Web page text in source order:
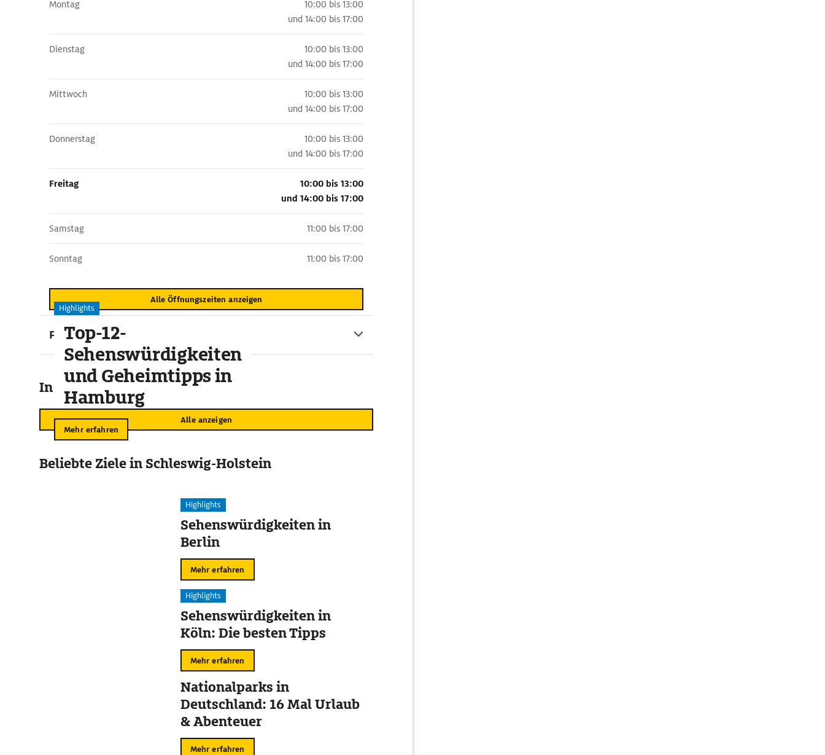
Montag
10:00 bis 13:00
und 14:00 bis 17:00
Dienstag
10:00 bis 13:00
und 14:00 bis 17:00
Mittwoch
10:00 bis 13:00
und 14:00 bis 17:00
Donnerstag
10:00 bis 13:00
und 14:00 bis 17:00
Freitag
10:00 bis 13:00
und 14:00 bis 17:00
Samstag 11:00 bis 17:00
Sonntag 11:00 bis 17:00
Alle Öffnungszeiten anzeigen
Preise
In der Umgebung
Alle anzeigen
Highlights
Top-12-
Sehenswürdigkeiten
und Geheimtipps in
Hamburg
Mehr erfahren
Beliebte Ziele in Schleswig-Holstein
Highlights
Sehenswürdigkeiten in
Berlin
Mehr erfahren
Highlights
Sehenswürdigkeiten in
Köln: Die besten Tipps
Mehr erfahren
Nationalparks in
Deutschland: 16 Mal Urlaub
& Abenteuer
Mehr erfahren